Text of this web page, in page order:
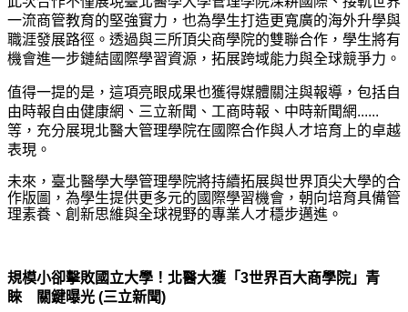
一流商管教育的堅強實力，也為學生打造更寬廣的海外升學與
職涯發展路徑。透過與三所頂尖商學院的雙聯合作，學生將有
機會進一步鏈結國際學習資源，拓展跨域能力與全球競爭力。
值得一提的是，這項亮眼成果也獲得媒體關注與報導，包括自
由時報自由健康網、三立新聞、工商時報、中時新聞網......
等，充分展現北醫大管理學院在國際合作與人才培育上的卓越
表現。
未來，臺北醫學大學管理學院將持續拓展與世界頂尖大學的合
作版圖，為學生提供更多元的國際學習機會，朝向培育具備管
理素養、創新思維與全球視野的專業人才穩步邁進。
規模小卻擊敗國立大學！北醫大獲「3世界百大商學院」青
睞 關鍵曝光 (三立新聞)